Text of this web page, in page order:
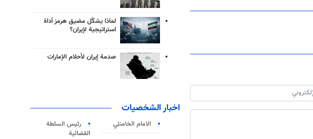
لماذا يشكّل مضيق هرمز أداة
استراتيجية لإيران؟
صدمة إيران لأحلام الإمارات
اخبار الشخصيات
الامام الخامنئي
رئیس السلطة
القضائیة